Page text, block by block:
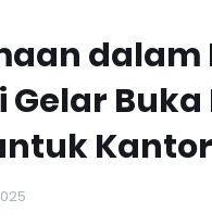
dalam
Gelar